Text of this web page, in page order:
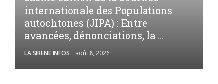
internationale des Populations
autochtones (JIPA) : Entre
avancées, dénonciations, la ...
LA SIRENE INFOS août 8, 2026